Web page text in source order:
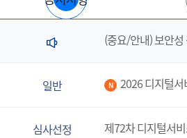
(중요/안내) 보안
일반 N 2026 디지털
심사선정 제72차 디지털서